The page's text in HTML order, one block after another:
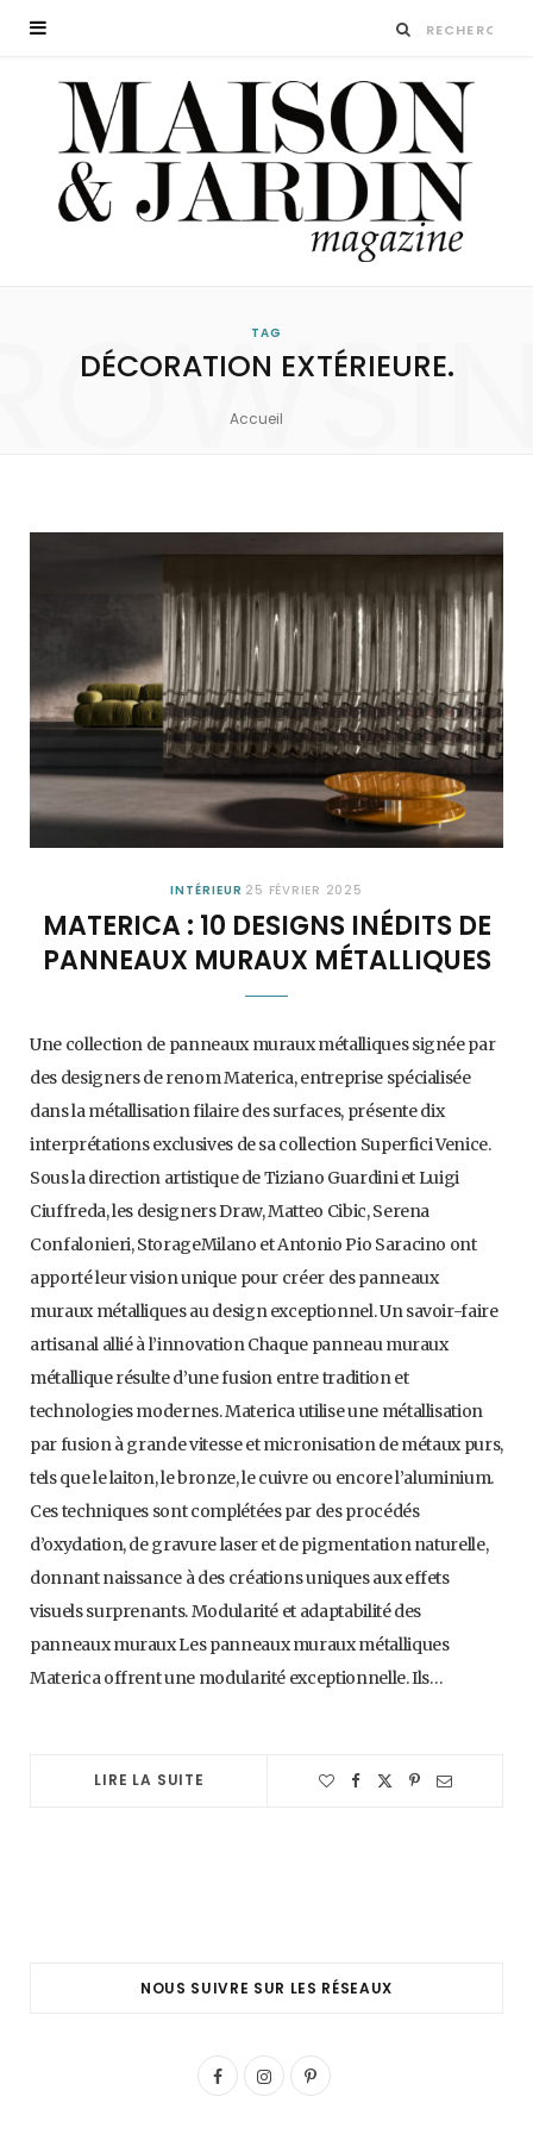
TAG
DÉCORATION EXTÉRIEURE.
Accueil
INTÉRIEUR 25 FÉVRIER 2025
MATERICA : 10 DESIGNS INÉDITS DE
PANNEAUX MURAUX MÉTALLIQUES
Une collection de panneaux muraux métalliques signée par
des designers de renom Materica, entreprise spécialisée
dans la métallisation filaire des surfaces, présente dix
interprétations exclusives de sa collection Superfici Venice.
Sous la direction artistique de Tiziano Guardini et Luigi
Ciuffreda, les designers Draw, Matteo Cibic, Serena
Confalonieri, StorageMilano et Antonio Pio Saracino ont
apporté leur vision unique pour créer des panneaux
muraux métalliques au design exceptionnel. Un savoir-faire
artisanal allié à l’innovation Chaque panneau muraux
métallique résulte d’une fusion entre tradition et
technologies modernes. Materica utilise une métallisation
par fusion à grande vitesse et micronisation de métaux purs,
tels que le laiton, le bronze, le cuivre ou encore l’aluminium.
Ces techniques sont complétées par des procédés
d’oxydation, de gravure laser et de pigmentation naturelle,
donnant naissance à des créations uniques aux effets
visuels surprenants. Modularité et adaptabilité des
panneaux muraux Les panneaux muraux métalliques
Materica offrent une modularité exceptionnelle. Ils…
LIRE LA SUITE
NOUS SUIVRE SUR LES RÉSEAUX
F
I
P